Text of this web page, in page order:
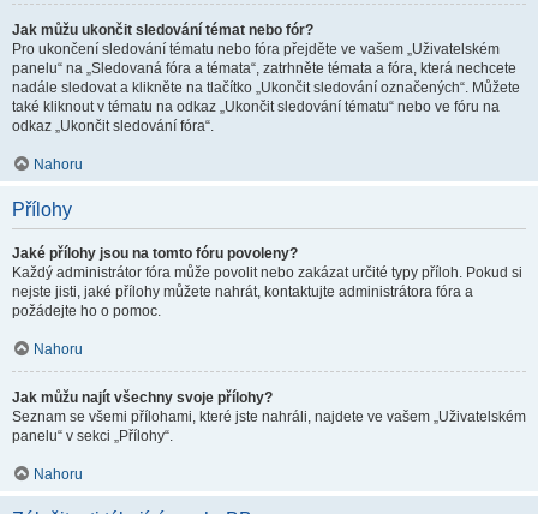
Jak můžu ukončit sledování témat nebo fór?
Pro ukončení sledování tématu nebo fóra přejděte ve vašem „Uživatelském
panelu“ na „Sledovaná fóra a témata“, zatrhněte témata a fóra, která nechcete
nadále sledovat a klikněte na tlačítko „Ukončit sledování označených“. Můžete
také kliknout v tématu na odkaz „Ukončit sledování tématu“ nebo ve fóru na
odkaz „Ukončit sledování fóra“.
Nahoru
Přílohy
Jaké přílohy jsou na tomto fóru povoleny?
Každý administrátor fóra může povolit nebo zakázat určité typy příloh. Pokud si
nejste jisti, jaké přílohy můžete nahrát, kontaktujte administrátora fóra a
požádejte ho o pomoc.
Nahoru
Jak můžu najít všechny svoje přílohy?
Seznam se všemi přílohami, které jste nahráli, najdete ve vašem „Uživatelském
panelu“ v sekci „Přílohy“.
Nahoru